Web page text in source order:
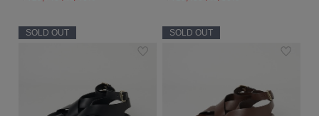
SOLD OUT SOLD OUT